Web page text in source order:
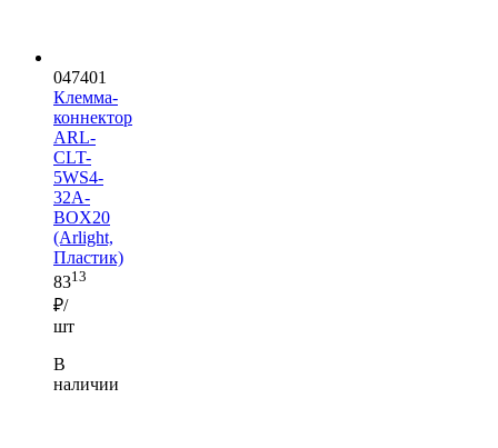
047401
Клемма-
коннектор
ARL-
CLT-
5WS4-
32A-
BOX20
(Arlight,
Пластик)
8313
₽/
шт
В
наличии